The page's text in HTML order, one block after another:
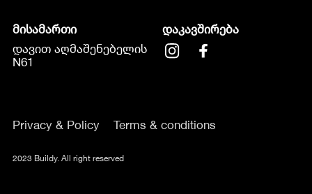
მისამართი
დავით აღმაშენებელის
N61
დაკავშირება
Privacy & Policy Terms & conditions
2023 Buildy. All right reserved